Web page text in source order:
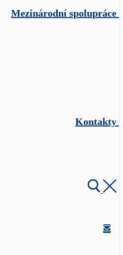
Mezinárodní spolupráce
Kontakty